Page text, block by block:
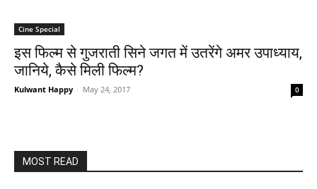
Cine Special
इस फिल्‍म से गुजराती सिने जगत में उतरेंगे अमर उपाध्याय,
जानिये, कैसे मिली फिल्‍म?
Kulwant Happy - May 24, 2017 0
MOST READ